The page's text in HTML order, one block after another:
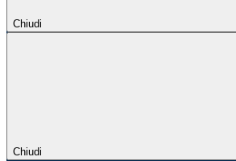
Chiudi
Chiudi